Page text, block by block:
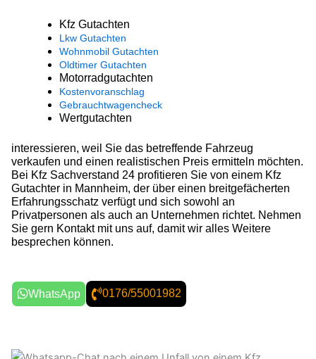
Kfz Gutachten
Lkw Gutachten
Wohnmobil Gutachten
Oldtimer Gutachten
Motorradgutachten
Kostenvoranschlag
Gebrauchtwagencheck
Wertgutachten
interessieren, weil Sie das betreffende Fahrzeug
verkaufen und einen realistischen Preis ermitteln möchten.
Bei Kfz Sachverstand 24 profitieren Sie von einem Kfz
Gutachter in Mannheim, der über einen breitgefächerten
Erfahrungsschatz verfügt und sich sowohl an
Privatpersonen als auch an Unternehmen richtet. Nehmen
Sie gern Kontakt mit uns auf, damit wir alles Weitere
besprechen können.
WhatsApp 0176/55001982